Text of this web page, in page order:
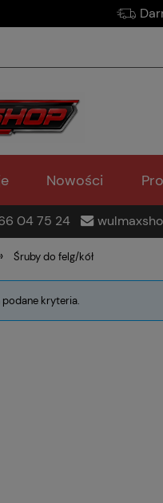
Nowości
04 75 24
Śruby do felg/kół
podane kryteria.